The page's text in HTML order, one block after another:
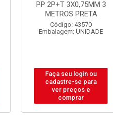
PP 2P+T 3X0,75MM 5
METROS PRETA
Código: 43572
Embalagem: UNIDADE
Faça seu login ou
cadastre-se para
ver preços e
comprar